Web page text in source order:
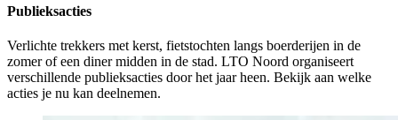
Publieksacties
Verlichte trekkers met kerst, fietstochten langs boerderijen in de
zomer of een diner midden in de stad. LTO Noord organiseert
verschillende publieksacties door het jaar heen. Bekijk aan welke
acties je nu kan deelnemen.